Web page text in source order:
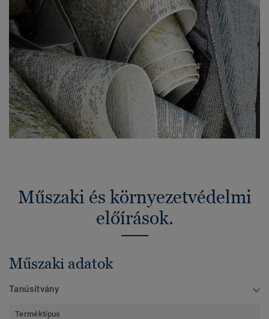
Műszaki és környezetvédelmi
előírások.
Műszaki adatok
Tanúsítvány
Terméktípus